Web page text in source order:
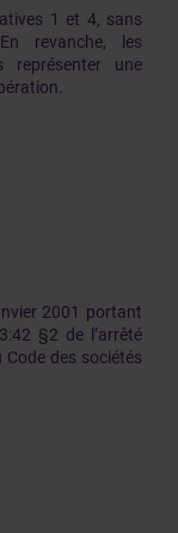
1 et 4, sans
revanche, les
une
2001 portant
§2 de l’arrêté
des sociétés